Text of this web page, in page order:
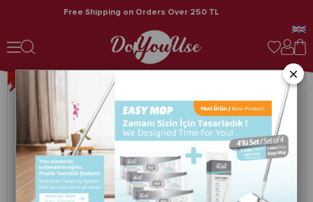
Fast Shipping
›
×